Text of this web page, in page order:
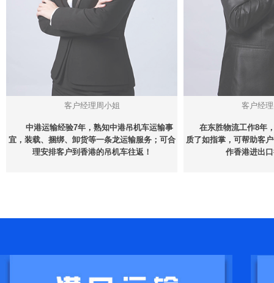
客户经理周小姐
中港运输经验7年，熟知中港吊机车运输事
宜，装载、捆绑、卸货等一条龙运输服务；可合
理安排客户到香港的吊机车往返！
客户经
在东胜物流工作8年
质了如指掌，可帮助客
作香港进出